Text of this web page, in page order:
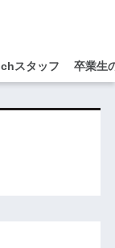
chスタッフ 卒業生